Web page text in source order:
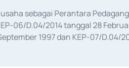
sebagai Perantara
06/D.04/2014 tanggal 28
1997 dan KEP-07/